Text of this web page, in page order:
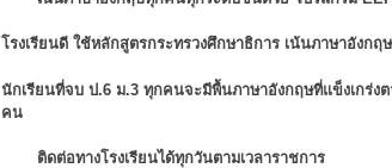
โรงเรียนดี ใช้หลักสูตรกระทรวงศึกษาธิการ เน้นภาษาอังกฤ
นักเรียนที่จบ ป.6 ม.3 ทุกคนจะมีพื้นภาษาอังกฤษที่แข็งเกร่ง
คน
ติดต่อทางโรงเรียนได้ทุกวันตามเวลาราชการ